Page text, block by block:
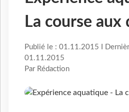
La course aux
Publié le : 01.11.2015 I
01.11.2015
Par Rédaction